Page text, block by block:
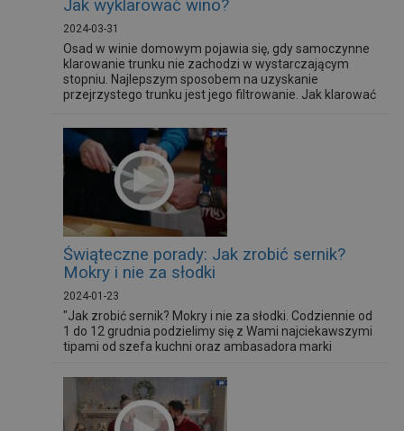
Jak wyklarować wino?
2024-03-31
Osad w winie domowym pojawia się, gdy samoczynne
klarowanie trunku nie zachodzi w wystarczającym
stopniu. Najlepszym sposobem na uzyskanie
przejrzystego trunku jest jego filtrowanie. Jak klarować
Świąteczne porady: Jak zrobić sernik?
Mokry i nie za słodki
2024-01-23
"Jak zrobić sernik? Mokry i nie za słodki. Codziennie od
1 do 12 grudnia podzielimy się z Wami najciekawszymi
tipami od szefa kuchni oraz ambasadora marki
odliczanie Składniki: 750g sera mielonego 250 g
mascarpone 35 g skrobi ziemniaczanej 180 g cukru
pudru 1 laska wanilii skórka z cytryny 6 jajek 270 g
śmietanki 36%...